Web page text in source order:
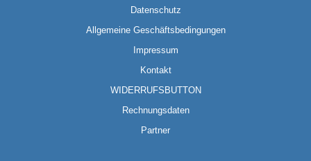
Datenschutz
Allgemeine Geschäftsbedingungen
Impressum
Kontakt
WIDERRUFSBUTTON
Rechnungsdaten
Partner